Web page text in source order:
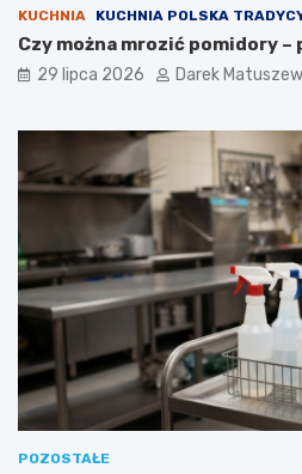
KUCHNIA KUCHNIA POLSKA
Czy można mrozić pomidory
29 lipca 2026 Darek
POZOSTAŁE